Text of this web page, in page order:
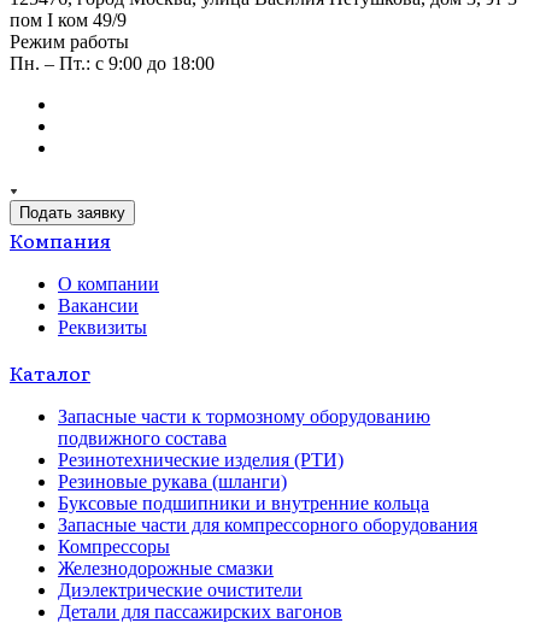
пом I ком 49/9
Режим работы
Пн. – Пт.: с 9:00 до 18:00
Подать заявку
Компания
О компании
Вакансии
Реквизиты
Каталог
Запасные части к тормозному оборудованию
подвижного состава
Резинотехнические изделия (РТИ)
Резиновые рукава (шланги)
Буксовые подшипники и внутренние кольца
Запасные части для компрессорного оборудования
Компрессоры
Железнодорожные смазки
Диэлектрические очистители
Детали для пассажирских вагонов